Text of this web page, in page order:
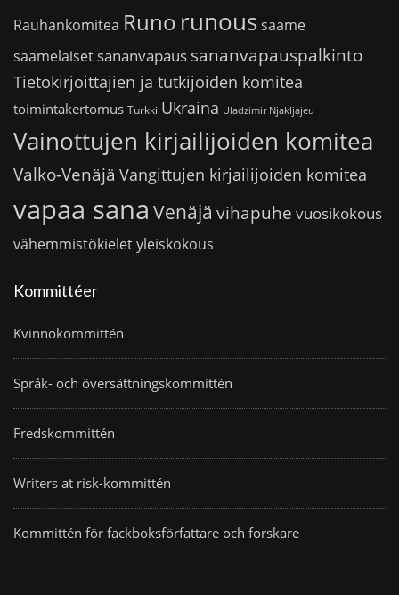
Rauhankomitea Runo runoussaame
saamelaiset sananvapaus sananvapauspalkinto
Tietokirjoittajien ja tutkijoiden komitea
toimintakertomus Turkki Ukraina Uladzimir Njakljajeu
Vainottujen kirjailijoiden komitea
Valko-Venäjä Vangittujen kirjailijoiden komitea
vapaa sana Venäjä vihapuhe vuosikokous
vähemmistökieletyleiskokous
Kommittéer
Kvinnokommittén
Språk- och översättningskommittén
Fredskommittén
Writers at risk-kommittén
Kommittén för fackboksförfattare och forskare